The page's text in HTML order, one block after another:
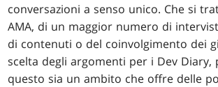
conversazioni a senso unico. Che si
AMA, di un maggior numero di
di contenuti o del coinvolgimento dei
scelta degli argomenti per i Dev Diary,
questo sia un ambito che offre delle